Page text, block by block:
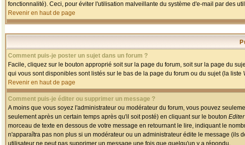
fonctionnalité). Ceci, pour éviter l'utilisation malveillante du système d'e-mail par des
Revenir en haut de page
Comment puis-je poster un sujet dans un forum ?
Facile, cliquez sur le bouton approprié soit sur la page du forum, soit sur la page du
qui vous sont disponibles sont listés sur le bas de la page du forum ou du sujet (la liste
Revenir en haut de page
Comment puis-je éditer ou supprimer un message ?
A moins que vous soyez l'administrateur ou modérateur du forum, vous pouvez
seulement après un certain temps après qu'il soit posté) en cliquant sur le bouton Editer
morceau de texte en dessous de votre message en retournant le lire, indiquant le
n'apparaîtra pas non plus si un modérateur ou un administrateur édite le message
utilisateur ne peut pas supprimer un message une fois que quelqu'un y a répondu.